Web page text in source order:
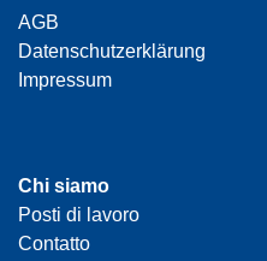
AGB
Datenschutzerklärung
Impressum
Chi siamo
Posti di lavoro
Contatto